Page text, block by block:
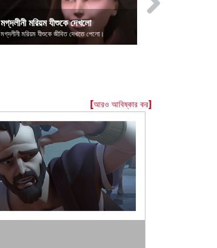
মগ্‌দলীনী মরিয়ম যীশুকে দেখলো
মগ্‌দলীনী মরিয়ম যীশুকে জীবিত দেখতে পেলো।
[আরও আবিষ্কার কর]